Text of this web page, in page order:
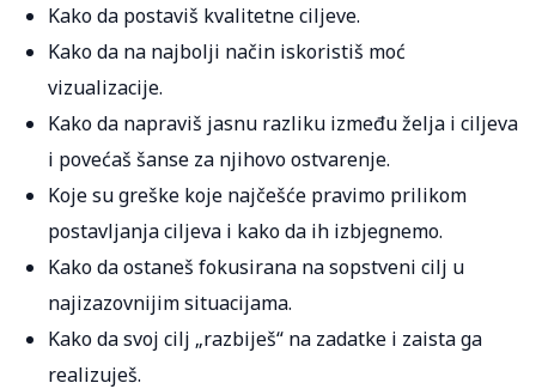
Kako da postaviš kvalitetne ciljeve.
Kako da na najbolji način iskoristiš moć
vizualizacije.
Kako da napraviš jasnu razliku između želja i ciljeva
i povećaš šanse za njihovo ostvarenje.
Koje su greške koje najčešće pravimo prilikom
postavljanja ciljeva i kako da ih izbjegnemo.
Kako da ostaneš fokusirana na sopstveni cilj u
najizazovnijim situacijama.
Kako da svoj cilj „razbiješ“ na zadatke i zaista ga
realizuješ.